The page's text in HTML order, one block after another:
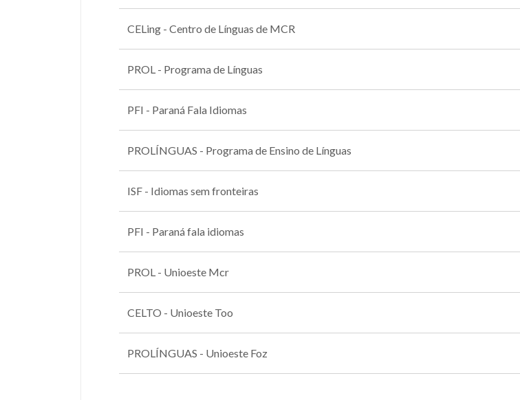
CELing - Centro de Línguas de MCR
PROL - Programa de Línguas
PFI - Paraná Fala Idiomas
PROLÍNGUAS - Programa de Ensino de Línguas
ISF - Idiomas sem fronteiras
PFI - Paraná fala idiomas
PROL - Unioeste Mcr
CELTO - Unioeste Too
PROLÍNGUAS - Unioeste Foz